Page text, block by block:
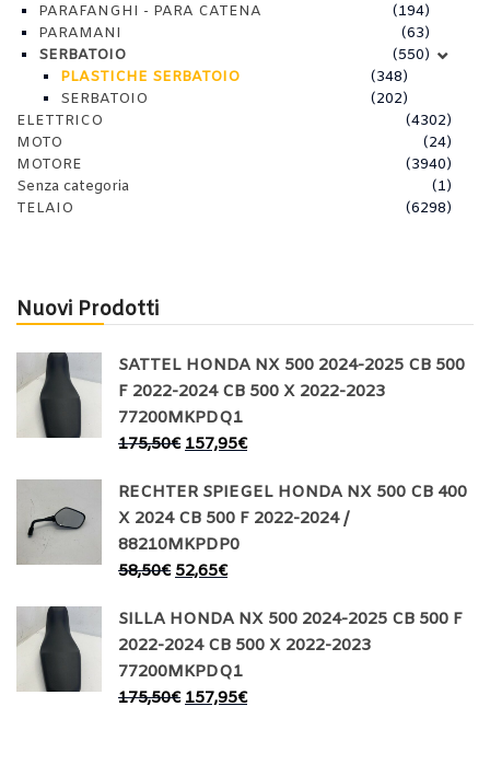
PARAFANGHI - PARA CATENA
(194)
PARAMANI
(63)
SERBATOIO
(550)
PLASTICHE SERBATOIO
(348)
SERBATOIO
(202)
ELETTRICO
(4302)
MOTO
(24)
MOTORE
(3940)
Senza categoria
(1)
TELAIO
(6298)
Nuovi Prodotti
SATTEL HONDA NX 500 2024-2025 CB 500
F 2022-2024 CB 500 X 2022-2023
77200MKPDQ1
175,50€ 157,95€
RECHTER SPIEGEL HONDA NX 500 CB 400
X 2024 CB 500 F 2022-2024 /
88210MKPDP0
58,50€ 52,65€
SILLA HONDA NX 500 2024-2025 CB 500 F
2022-2024 CB 500 X 2022-2023
77200MKPDQ1
175,50€ 157,95€